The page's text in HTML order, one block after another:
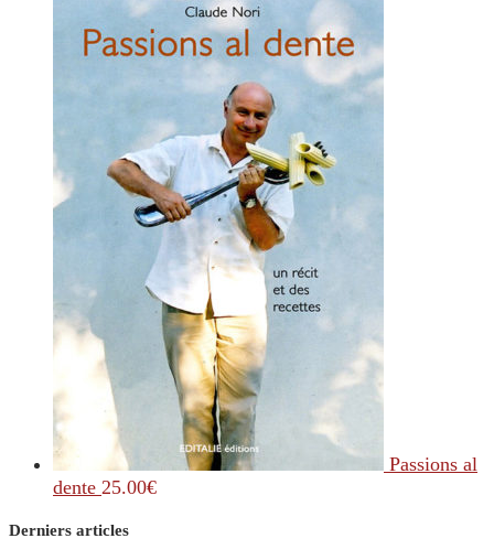
Passions al
dente 25.00€
Derniers articles